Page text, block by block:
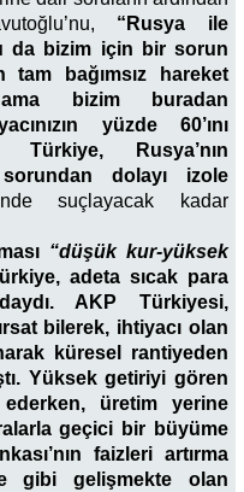
“Rusya ile
da bizim için bir sorun
tam bağımsız hareket
bizim buradan
yüzde 60’ını
Türkiye, Rusya’nın
dolayı izole
suçlayacak kadar
“düşük kur-yüksek
adeta sıcak para
AKP Türkiyesi,
bilerek, ihtiyacı olan
küresel rantiyeden
Yüksek getiriyi gören
ederken, üretim yerine
geçici bir büyüme
faizleri artırma
gibi gelişmekte olan